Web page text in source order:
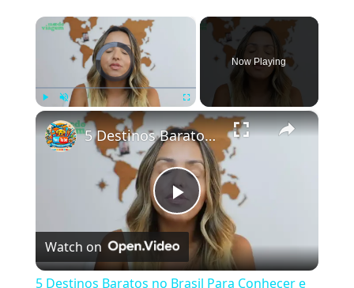
×
Video Player is loading.
Fullscreen
Now Playing
×
Play Video
5 Destinos Baratos no Brasil Para Conhecer e Amar! 🇧🇷✨
Watch on
5 Destinos Baratos no Brasil Para Conhecer e